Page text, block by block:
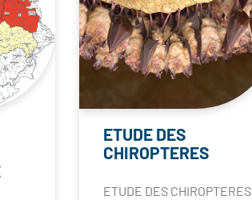
ETUDE DES
CHIROPTERES
ETUDE DES CHIROPTERES